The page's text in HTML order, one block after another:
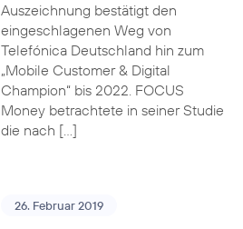
Auszeichnung bestätigt den
eingeschlagenen Weg von
Telefónica Deutschland hin zum
„Mobile Customer & Digital
Champion“ bis 2022. FOCUS
Money betrachtete in seiner Studie
die nach […]
26. Februar 2019